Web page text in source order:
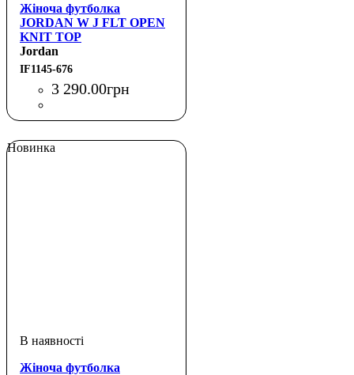
Жіноча футболка
JORDAN W J FLT OPEN
KNIT TOP
Jordan
IF1145-676
3 290.00грн
Новинка
Жіноча футболка